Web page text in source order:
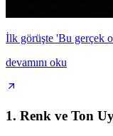
İlk görüşte 'Bu gerçek
devamını oku
1. Renk ve Ton